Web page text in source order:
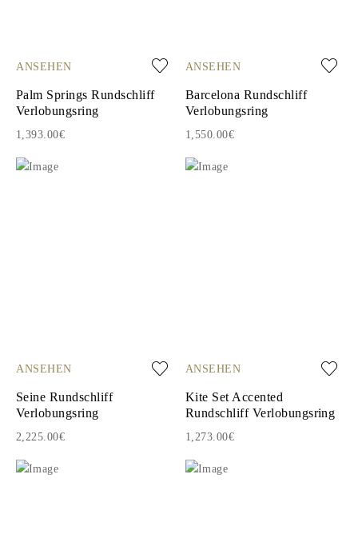
ANSEHEN
Palm Springs Rundschliff
Verlobungsring
1,393.00€
ANSEHEN
Barcelona Rundschliff
Verlobungsring
1,550.00€
ANSEHEN
Seine Rundschliff
Verlobungsring
2,225.00€
ANSEHEN
Kite Set Accented
Rundschliff Verlobungsring
1,273.00€